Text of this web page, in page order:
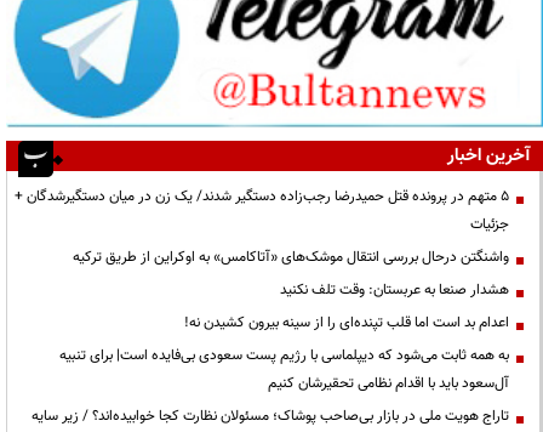
آخرین اخبار
۵ متهم در پرونده قتل حمیدرضا رجب‌زاده دستگیر شدند/ یک زن در میان دستگیرشدگان +
جزئیات
واشنگتن درحال بررسی انتقال موشک‌های «آتاکامس» به اوکراین از طریق ترکیه
هشدار صنعا به عربستان: وقت تلف نکنید
اعدام بد است اما قلب تپنده‌ای را از سینه بیرون کشیدن نه!
به همه ثابت می‌شود که دیپلماسی با رژیم پست سعودی بی‌فایده است| برای تنبیه
آل‌سعود باید با اقدام نظامی تحقیرشان کنیم
تاراج هویت ملی در بازار بی‌صاحب پوشاک؛ مسئولان نظارت کجا خوابیده‌اند؟ / زیر سایه